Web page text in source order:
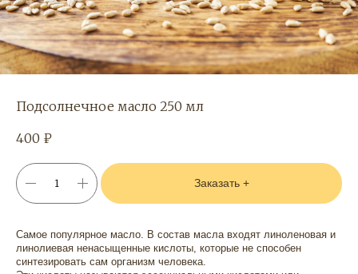
Подсолнечное масло 250 мл
400 ₽
Заказать +
Самое популярное масло. В состав масла входят линоленовая и
линолиевая ненасыщенные кислоты, которые не способен
синтезировать сам организм человека.